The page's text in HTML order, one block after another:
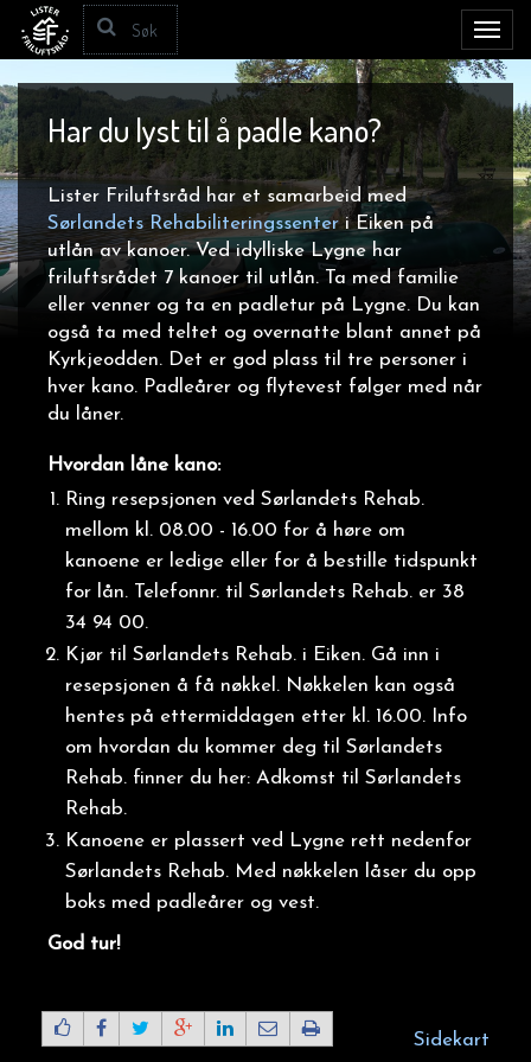
Har du lyst til å padle kano?
Lister Friluftsråd har et samarbeid med
Sørlandets Rehabiliteringssenteri Eiken på
utlån av kanoer. Ved idylliske Lygne har
friluftsrådet 7 kanoer til utlån. Ta med familie
eller venner og ta en padletur på Lygne. Du kan
også ta med teltet og overnatte blant annet på
Kyrkjeodden. Det er god plass til tre personer i
hver kano. Padleårer og flytevest følger med når
du låner.
Hvordan låne kano:
Ring resepsjonen ved Sørlandets Rehab.
mellom kl. 08.00 - 16.00 for å høre om
kanoene er ledige eller for å bestille tidspunkt
for lån. Telefonnr. til Sørlandets Rehab. er 38
34 94 00.
Kjør til Sørlandets Rehab. i Eiken. Gå inn i
resepsjonen å få nøkkel. Nøkkelen kan også
hentes på ettermiddagen etter kl. 16.00. Info
om hvordan du kommer deg til Sørlandets
Rehab. finner du her: Adkomst til Sørlandets
Rehab.
Kanoene er plassert ved Lygne rett nedenfor
Sørlandets Rehab. Med nøkkelen låser du opp
boks med padleårer og vest.
God tur!
Sidekart